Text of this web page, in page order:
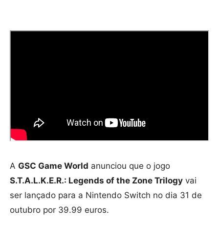
A GSC Game World anunciou que o jogo
S.T.A.L.K.E.R.: Legends of the Zone Trilogy vai
ser lançado para a Nintendo Switch no dia 31 de
outubro por 39.99 euros.